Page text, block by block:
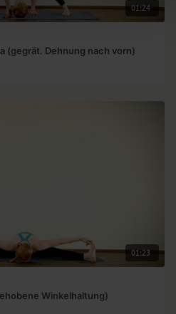
01:24
(gegrät. Dehnung nach vorn)
01:23
Winkelhaltung)